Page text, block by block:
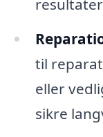
til
eller
sikre